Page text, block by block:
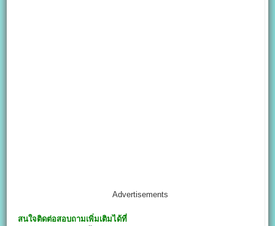
Advertisements
สนใจติดต่อสอบถามเพิ่มเติมได้ที่